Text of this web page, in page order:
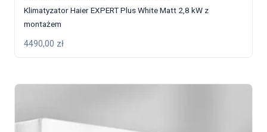
Klimatyzator Haier EXPERT Plus White Matt 2,8 kW z
montażem
4490,00 zł